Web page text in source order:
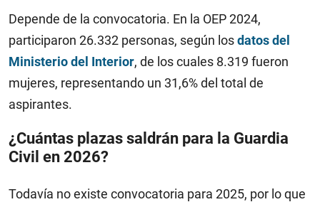
Depende de la convocatoria. En la OEP 2024,
participaron 26.332 personas, según losdatos del
Ministerio del Interior, de los cuales 8.319 fueron
mujeres, representando un 31,6% del total de
aspirantes.
¿Cuántas plazas saldrán para la Guardia
Civil en 2026?
Todavía no existe convocatoria para 2025, por lo que